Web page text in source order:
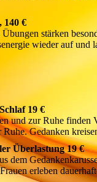
140 €
stärken
wieder auf und
19 €
und zur Ruhe finden
Gedanken
Überlastung 19 €
dem
erleben